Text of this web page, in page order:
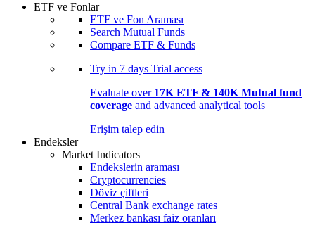
ETF ve Fonlar
ETF ve Fon Araması
Search Mutual Funds
Compare ETF & Funds
Try in 7 days Trial access
Evaluate over 17K ETF & 140K Mutual fund
coverage and advanced analytical tools
Erişim talep edin
Endeksler
Market Indicators
Endekslerin araması
Cryptocurrencies
Döviz çiftleri
Central Bank exchange rates
Merkez bankası faiz oranları